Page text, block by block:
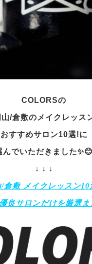
COLORSの
山/倉敷のメイクレッス
おすすめサロン10選!に
んでいただきました✨😊
↓ ↓ ↓
/倉敷 メイクレッスン10
良サロンだけを厳選ま